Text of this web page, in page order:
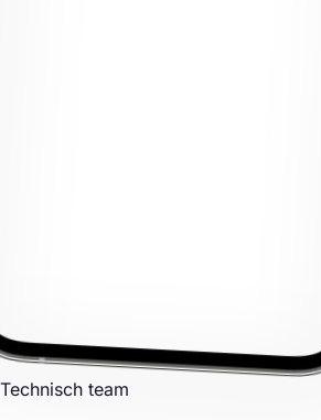
Technisch team